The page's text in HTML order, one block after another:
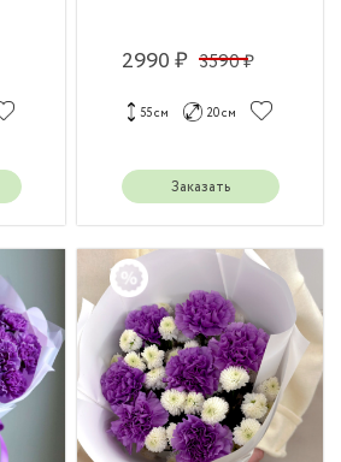
2990 ₽ 3590 ₽
55 см 20 см
Заказать